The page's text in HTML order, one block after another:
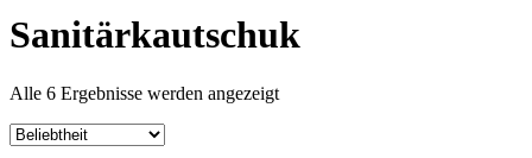
Sanitärkautschuk
Alle 6 Ergebnisse werden angezeigtNach